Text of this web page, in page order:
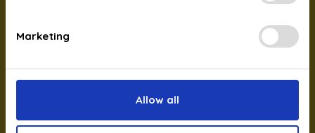
Marketing
Allow all
L’État luxembourgeois soutient les propriétaires qui
investissent dans une installation photovoltaïque à
travers le programmeKlimabonus, qui contribue
aux objectifs nationaux de décarbonation.